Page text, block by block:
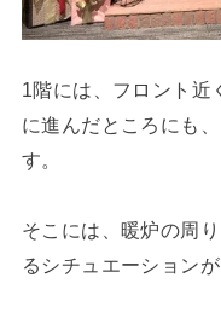
1階には、フロント近
に進んだところにも
す。
そこには、暖炉の周
るシチュエーション